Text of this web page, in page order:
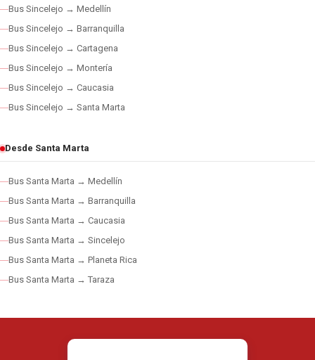
Bus Sincelejo → Medellín
Bus Sincelejo → Barranquilla
Bus Sincelejo → Cartagena
Bus Sincelejo → Montería
Bus Sincelejo → Caucasia
Bus Sincelejo → Santa Marta
Desde Santa Marta
Bus Santa Marta → Medellín
Bus Santa Marta → Barranquilla
Bus Santa Marta → Caucasia
Bus Santa Marta → Sincelejo
Bus Santa Marta → Planeta Rica
Bus Santa Marta → Taraza